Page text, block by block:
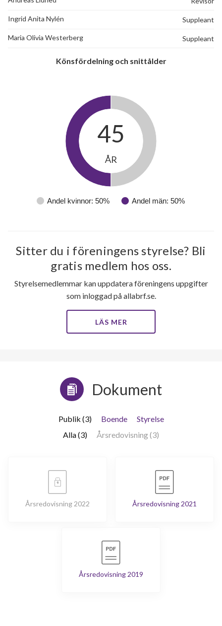
Ingrid Anita Nylén Suppleant
Maria Olivia Westerberg Suppleant
Könsfördelning och snittålder
Andel kvinnor: 50% Andel män: 50%
45
ÅR
Sitter du i föreningens styrelse? Bli
gratis medlem hos oss.
Styrelsemedlemmar kan uppdatera föreningens uppgifter
som inloggad på allabrf.se.
LÄS MER
Dokument
Publik (3) Boende
Styrelse
Alla (3)
Årsredovisning (3)
Årsredovisning 2022 Årsredovisning 2021
Årsredovisning 2019